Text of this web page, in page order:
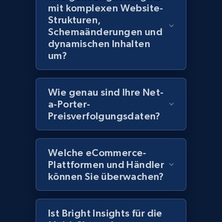
Title, Seller name, Brand, Description, Initial
price, Currency, Availability, Reviews count, and
2.1K+
Amazon products global dataset - Collect
Amazon products by seller URL
Title, Seller name, Brand, Description, Initial
price, Currency, Availability, Reviews count, and
2.1K+ 375+ Jetzt anfangen
mit komplexen Website-
Strukturen,
Schemaänderungen und
dynamischen Inhalten
um?
Wie genau sind Ihre Net-
a-Porter-
Preisverfolgungsdaten?
Welche eCommerce-
Plattformen und Händler
können Sie überwachen?
Ist Bright Insights für die